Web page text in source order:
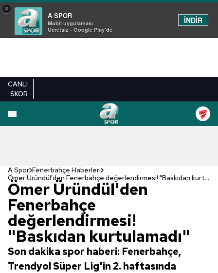
×
A SPOR
Mobil uygulaması
Ücretsiz - Google Play'de
İNDİR
CANLI
SKOR
A Spor Fenerbahçe Haberleri
Ömer Üründül'den Fenerbahçe değerlendirmesi! "Baskıdan kurtulamadı"
Ömer Üründül'den
Fenerbahçe
değerlendirmesi!
"Baskıdan kurtulamadı"
Son dakika spor haberi: Fenerbahçe,
Trendyol Süper Lig'in 2. haftasında